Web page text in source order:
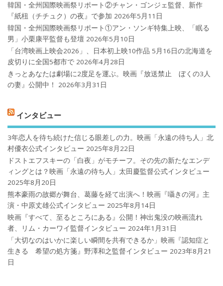
韓国・全州国際映画祭リポート②チャン・ゴンジェ監督、新作
『紙杻（チチュク）の夜』で参加 2026年5月11日
韓国・全州国際映画祭リポート①アン・ソンギ特集上映、「眠る
男」小栗康平監督も登壇 2026年5月10日
「台湾映画上映会2026」、日本初上映10作品 5月16日の北海道を
皮切りに全国5都市で 2026年4月28日
きっとあなたは劇場に2度足を運ぶ。映画『放送禁止 ぼくの3人
の妻』公開中！
2026年3月31日
インタビュー
3年恋人を待ち続けた信じる眼差しの力。映画「永遠の待ち人」北
村優衣公式インタビュー 2025年8月22日
ドストエフスキーの「白夜」がモチーフ。その先の新たなエンデ
ィングとは？映画「永遠の待ち人」太田慶監督公式インタビュー
2025年8月20日
熊本豪雨の故郷が舞台、葛藤を経て出演へ！映画『囁きの河』主
演・中原丈雄公式インタビュー 2025年8月14日
映画『すべて、至るところにある』公開！神出鬼没の映画流れ
者、リム・カーワイ監督インタビュー 2024年1月31日
「大切なのはいかに楽しい瞬間を共有できるか」映画『認知症と
生きる 希望の処方箋』野澤和之監督インタビュー 2023年8月21
日